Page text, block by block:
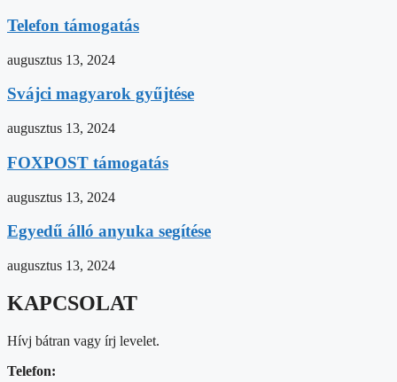
Telefon támogatás
augusztus 13, 2024
Svájci magyarok gyűjtése
augusztus 13, 2024
FOXPOST támogatás
augusztus 13, 2024
Egyedű álló anyuka segítése
augusztus 13, 2024
KAPCSOLAT
Hívj bátran vagy írj levelet.
Telefon: